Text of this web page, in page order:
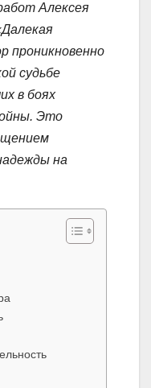
Алексея
проникновенно
судьбе
в боях
Это
на